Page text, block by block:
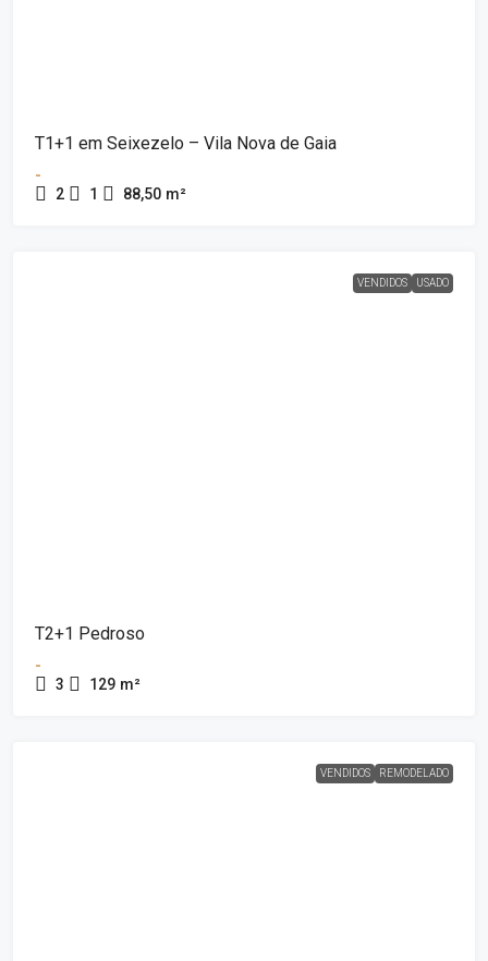
T1+1 em Seixezelo – Vila Nova de Gaia
-
2 1 88,50 m²
VENDIDOS USADO
T2+1 Pedroso
-
3 129 m²
VENDIDOS REMODELADO